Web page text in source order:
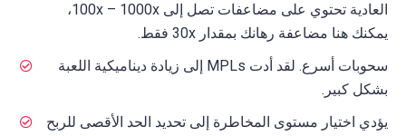
العادية تحتوي على مضاعفات تصل إلى 100x – 1000x،
يمكنك هنا مضاعفة رهانك بمقدار 30x فقط.
سحوبات أسرع. لقد أدت MPLs إلى زيادة ديناميكية اللعبة
بشكل كبير.
يؤدي اختيار مستوى المخاطرة إلى تحديد الحد الأقصى للربح